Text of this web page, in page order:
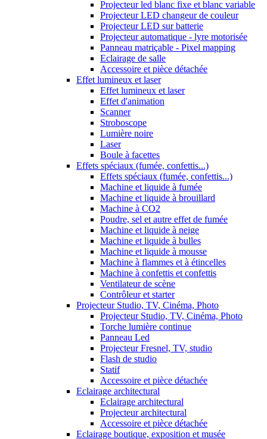
Projecteur led blanc fixe et blanc variable
Projecteur LED changeur de couleur
Projecteur LED sur batterie
Projecteur automatique - lyre motorisée
Panneau matriçable - Pixel mapping
Eclairage de salle
Accessoire et pièce détachée
Effet lumineux et laser
Effet lumineux et laser
Effet d'animation
Scanner
Stroboscope
Lumière noire
Laser
Boule à facettes
Effets spéciaux (fumée, confettis...)
Effets spéciaux (fumée, confettis...)
Machine et liquide à fumée
Machine et liquide à brouillard
Machine à CO2
Poudre, sel et autre effet de fumée
Machine et liquide à neige
Machine et liquide à bulles
Machine et liquide à mousse
Machine à flammes et à étincelles
Machine à confettis et confettis
Ventilateur de scène
Contrôleur et starter
Projecteur Studio, TV, Cinéma, Photo
Projecteur Studio, TV, Cinéma, Photo
Torche lumière continue
Panneau Led
Projecteur Fresnel, TV, studio
Flash de studio
Statif
Accessoire et pièce détachée
Eclairage architectural
Eclairage architectural
Projecteur architectural
Accessoire et pièce détachée
Eclairage boutique, exposition et musée